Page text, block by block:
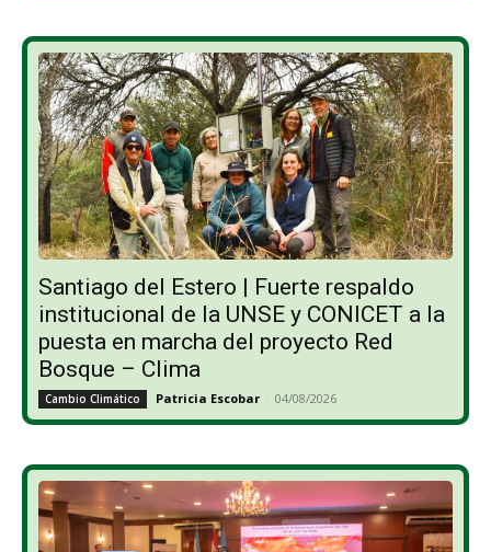
Santiago del Estero | Fuerte respaldo
institucional de la UNSE y CONICET a la
puesta en marcha del proyecto Red
Bosque – Clima
Cambio Climático Patricia Escobar - 04/08/2026